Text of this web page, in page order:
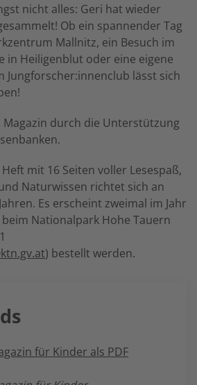
nicht alles: Geri hat wieder
Ob ein spannender Tag
Mallnitz, ein Besuch im
in Heiligenblut oder eine eigene
Jungforscher:innenclub lässt sich
durch die Unterstützung
mit 16 Seiten voller Lesespaß,
Naturwissen richtet sich an
Es erscheint zweimal im Jahr
Nationalpark Hohe Tauern
) bestellt werden.
für Kinder als PDF